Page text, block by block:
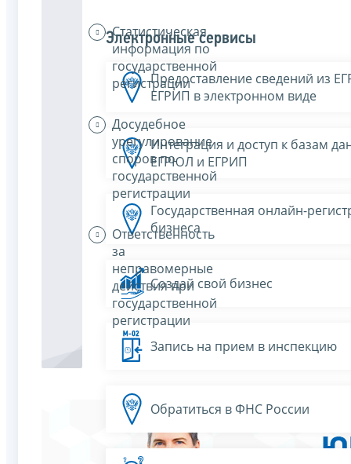
Статистическая
информация по
государственной
регистрации
Досудебное
урегулирование
споров по
государственной
регистрации
Ответственность
за
неправомерные
действия при
государственной
регистрации
Электронные сервисы
Предоставление сведений из
ЕГРИП в электронном виде
Интеграция и доступ к базам
ЕГРЮЛ и ЕГРИП
Государственная онлайн-
бизнеса
Создай свой бизнес
Запись на прием в инспекцию
Обратиться в ФНС России